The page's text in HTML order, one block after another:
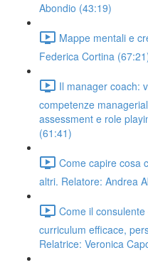
Abondio (43:19)
Mappe mentali e
Federica Cortina
Il manager coach:
competenze
assessment e role
(61:41)
Come capire cosa
altri. Relatore: Andrea
Come il
curriculum efficace,
Relatrice: Veronica